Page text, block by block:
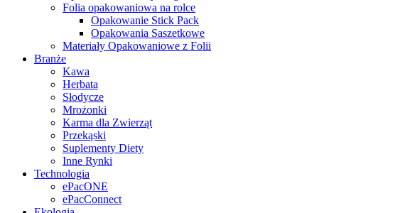
Folia opakowaniowa na rolce
Opakowanie Stick Pack
Opakowania Saszetkowe
Materiały Opakowaniowe z Folii
Branże
Kawa
Herbata
Słodycze
Mrożonki
Karma dla Zwierząt
Przekąski
Suplementy Diety
Inne Rynki
Technologia
ePacONE
ePacConnect